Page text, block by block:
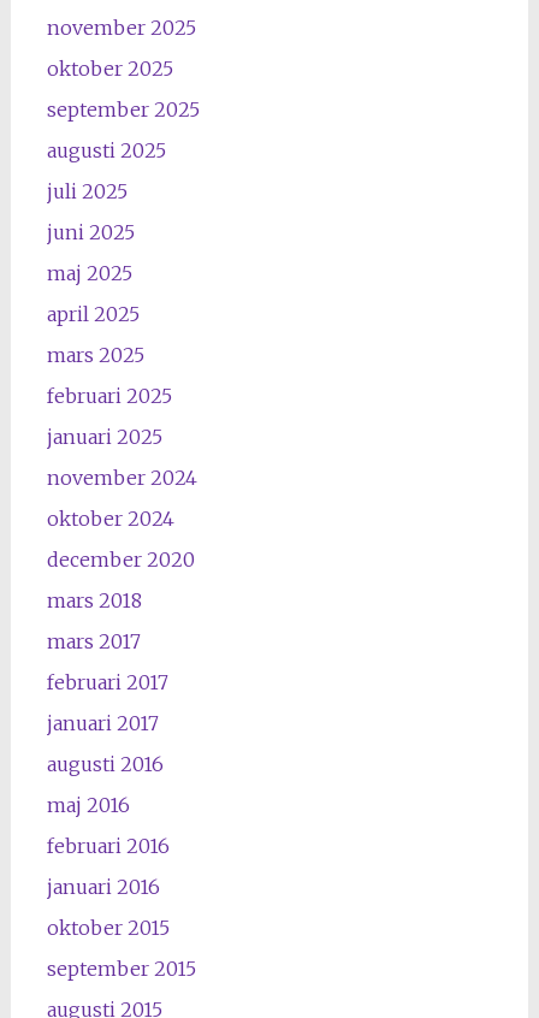
november 2025
oktober 2025
september 2025
augusti 2025
juli 2025
juni 2025
maj 2025
april 2025
mars 2025
februari 2025
januari 2025
november 2024
oktober 2024
december 2020
mars 2018
mars 2017
februari 2017
januari 2017
augusti 2016
maj 2016
februari 2016
januari 2016
oktober 2015
september 2015
augusti 2015